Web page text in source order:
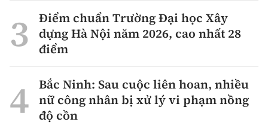
Điểm chuẩn Trường Đại học Xây
dựng Hà Nội năm 2026, cao nhất 28
điểm
Bắc Ninh: Sau cuộc liên hoan, nhiều
nữ công nhân bị xử lý vi phạm nồng
độ cồn